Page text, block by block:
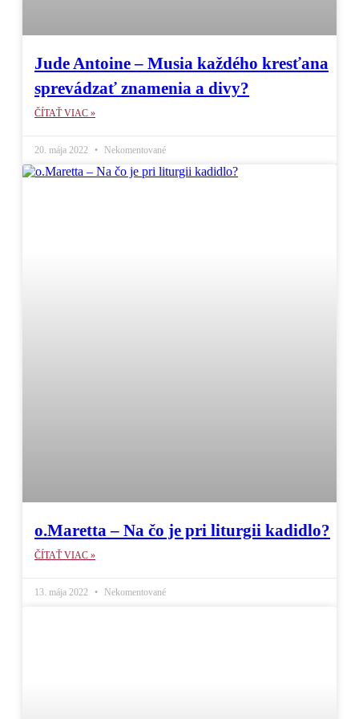
Jude Antoine – Musia každého kresťana
sprevádzať znamenia a divy?
ČÍTAŤ VIAC »
20. mája 2022 Nekomentované
o.Maretta – Na čo je pri liturgii kadidlo?
ČÍTAŤ VIAC »
13. mája 2022 Nekomentované